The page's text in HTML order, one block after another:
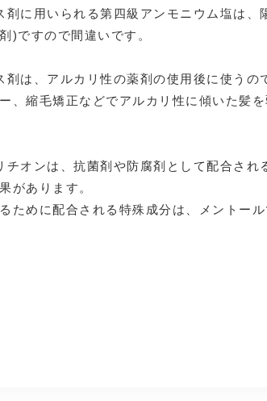
剤に用いられる第四級アンモニウム塩は、
)ですので間違いです。
は、アルカリ性の薬剤の使用後に使うの
、縮毛矯正などでアルカリ性に傾いた髪
オンは、抗菌剤や防腐剤として配合され
があります。
ために配合される特殊成分は、メントール